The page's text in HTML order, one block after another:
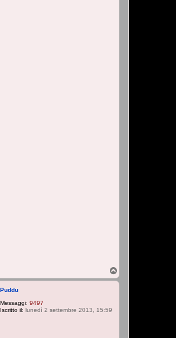
o
p
Puddu
Messaggi: 9497
Iscritto il: lunedì 2 settembre 2013, 15:59